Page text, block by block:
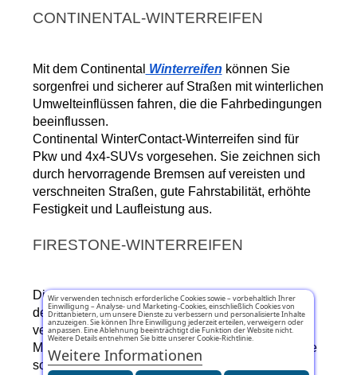
CONTINENTAL-WINTERREIFEN
Mit dem Continental Winterreifen können Sie
sorgenfrei und sicherer auf Straßen mit winterlichen
Umwelteinflüssen fahren, die die Fahrbedingungen
beeinflussen.
Continental WinterContact-Winterreifen sind für
Pkw und 4x4-SUVs vorgesehen. Sie zeichnen sich
durch hervorragende Bremsen auf vereisten und
verschneiten Straßen, gute Fahrstabilität, erhöhte
Festigkeit und Laufleistung aus.
FIRESTONE-WINTERREIFEN
Die Winterreifen der Marke Firestone haben sich
der Sicherheit und dem Komfort am Steuer
verschrieben. Sie haben eine große Auswahl an
Modellen mit unterschiedlichen Eigenschaften, die
sowohl für den täglichen Gebrauch als auch für
Wir verwenden technisch erforderliche Cookies sowie – vorbehaltlich Ihrer
Einwilligung – Analyse- und Marketing-Cookies, einschließlich Cookies von
Drittanbietern, um unsere Dienste zu verbessern und personalisierte Inhalte
anzuzeigen. Sie können Ihre Einwilligung jederzeit erteilen, verweigern oder
anpassen. Eine Ablehnung beeinträchtigt die Funktion der Website nicht.
Weitere Details entnehmen Sie bitte unserer Cookie-Richtlinie.
Weitere Informationen